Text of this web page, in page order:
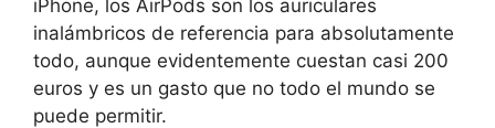
iPhone, los AirPods son los auriculares
inalámbricos de referencia para absolutamente
todo, aunque evidentemente cuestan casi 200
euros y es un gasto que no todo el mundo se
puede permitir.